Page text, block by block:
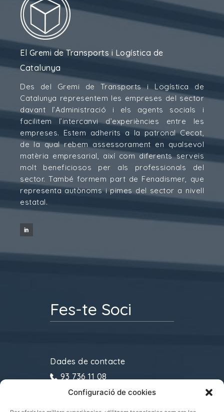
Configuració de cookies
El Gremi de Transports i Logística de
Catalunya
Des del Gremi de Transports i Logística de
Catalunya representem les empreses del sector
davant l’Administració i els agents socials i
facilitem l’intercanvi d’experiències entre les
empreses. Estem adherits a la patronal Cecot,
de la qual rebem assessorament en qualsevol
matèria empresarial, així com diferents serveis
molt beneficiosos per als professionals del
sector. També formem part de Fenadismer, que
representa autònoms i pimes del sector a nivell
estatal.
Fes-te Soci
Dades de contacte
93 736 11 08
gremitransports@cecot.org
C/ Sant Pau, 6. 08221